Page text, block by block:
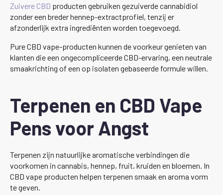
Zuivere CBD producten gebruiken gezuiverde cannabidiol
zonder een breder hennep-extractprofiel, tenzij er
afzonderlijk extra ingrediënten worden toegevoegd.
Pure CBD vape-producten kunnen de voorkeur genieten van
klanten die een ongecompliceerde CBD-ervaring, een neutrale
smaakrichting of een op isolaten gebaseerde formule willen.
Terpenen en CBD Vape
Pens voor Angst
Terpenen zijn natuurlijke aromatische verbindingen die
voorkomen in cannabis, hennep, fruit, kruiden en bloemen. In
CBD vape producten helpen terpenen smaak en aroma vorm
te geven.